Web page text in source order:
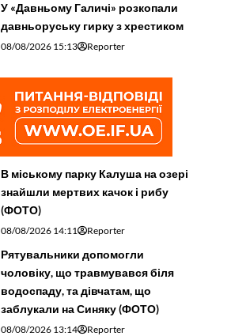
У «Давньому Галичі» розкопали
давньоруську гирку з хрестиком
08/08/2026 15:13 Reporter
В міському парку Калуша на озері
знайшли мертвих качок і рибу
(ФОТО)
08/08/2026 14:11 Reporter
Рятувальники допомогли
чоловіку, що травмувався біля
водоспаду, та дівчатам, що
заблукали на Синяку (ФОТО)
08/08/2026 13:14 Reporter